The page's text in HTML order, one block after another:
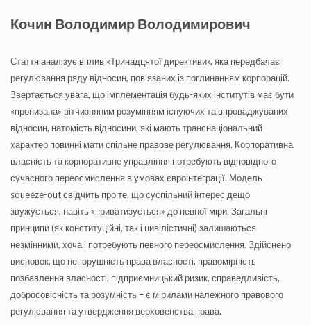
Кочин Володимир Володимирович
Стаття аналізує вплив «Тринадцятої директиви», яка передбачає
регулювання ряду відносин, пов’язаних із поглинанням корпорацій.
Звертається увага, що імплементація будь-яких інститутів має бути
«пронизана» вітчизняним розумінням існуючих та впроваджуваних
відносин, натомість відносини, які мають транснаціональний
характер повинні мати спільне правове регулювання. Корпоративна
власність та корпоративне управління потребують відповідного
сучасного переосмислення в умовах євроінтеграції. Модель
squeeze-out свідчить про те, що суспільний інтерес дещо
звужується, навіть «приватизується» до певної міри. Загальні
принципи (як конституційні, так і цивілістичні) залишаються
незмінними, хоча і потребують певного переосмислення. Здійснено
висновок, що непорушність права власності, правомірність
позбавлення власності, підприємницький ризик, справедливість,
добросовісність та розумність – є мірилами належного правового
регулювання та утвердження верховенства права.